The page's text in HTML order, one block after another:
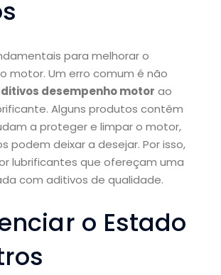
para melhorar o
motor. Um erro comum é não
desempenho motor ao
Alguns produtos contêm
a proteger e limpar o motor,
podem deixar a desejar. Por isso,
lubrificantes que ofereçam uma
com aditivos de qualidade.
o Estado